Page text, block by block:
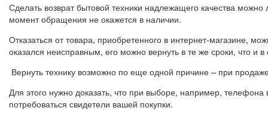
Сделать возврат бытовой техники надлежащего качества
момент обращения не окажется в наличии.
Отказаться от товара, приобретенного в интернет-магазине,
оказался неисправным, его можно вернуть в те же сроки, что и
Вернуть технику возможно по еще одной причине – при
Для этого нужно доказать, что при выборе, например, телефона
потребоваться свидетели вашей покупки.